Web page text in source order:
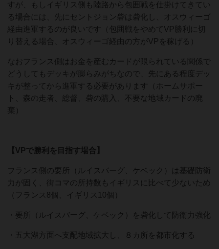
すが、もしイギリス側も陸路から包囲戦を仕掛けてきてい
る場合には、先にセントジョン砦は砦化し、オスウィーゴ
経由進軍するのが良いです（包囲戦をやめてVP勝利に切
り替える場合、オスウィーゴ経由の方がVPを稼げる）
なおフランス側はお金を産むカードが限られている関係で
どうしてもデッキが膨らみがちなので、先にある程度デッ
キが整ってから進軍する必要があります（ホームサポー
ト、森の走者、総督、砦の購入、不要な地域カードの廃
棄）
【VPで勝利を目指す場合】
フランス側の要所（ルイスバーグ、ケベック）は基礎防衛
力が固く、街コマの所持数もイギリスに比べて少ないため
（フランス8個、イギリス10個）
・要所（ルイスバーグ、ケベック）を砦化して防衛力強化
・五大湖方面へ支配地域拡大し、８カ所を都市化する